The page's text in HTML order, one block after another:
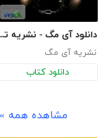
دانلود آی مگ -
نشریه آی مگ
دانلود کتاب
مشاهده همه »